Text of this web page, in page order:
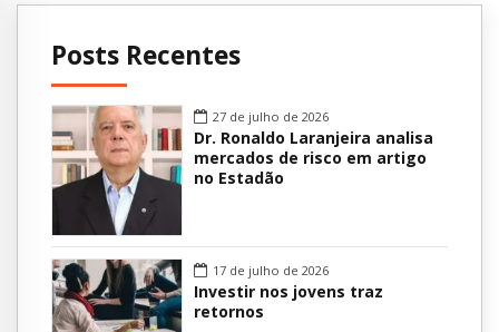
Posts Recentes
27 de julho de 2026
Dr. Ronaldo Laranjeira analisa
mercados de risco em artigo
no Estadão
17 de julho de 2026
Investir nos jovens traz
retornos